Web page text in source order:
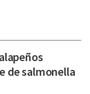
de salmonella